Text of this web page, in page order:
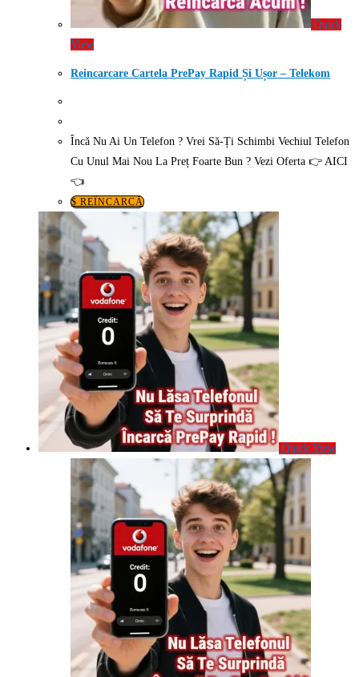
Quick
View
Reincarcare Cartela PrePay Rapid Și Ușor – Telekom
Încă Nu Ai Un Telefon ? Vrei Să-Ți Schimbi Vechiul Telefon
Cu Unul Mai Nou La Preț Foarte Bun ? Vezi Oferta 👉 AICI
👈
$ REÎNCARCĂ
Quick View